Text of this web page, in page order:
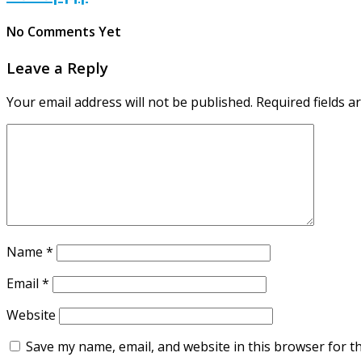
No Comments Yet
Leave a Reply
Your email address will not be published. Required fields
Name *
Email *
Website
Save my name, email, and website in this browser for